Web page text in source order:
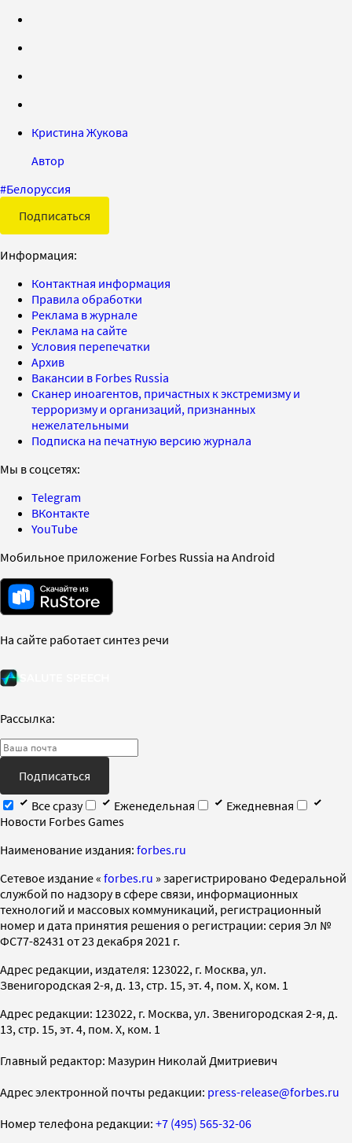
Кристина Жукова
Автор
#Белоруссия
Подписаться
Информация:
Контактная информация
Правила обработки
Реклама в журнале
Реклама на сайте
Условия перепечатки
Архив
Вакансии в Forbes Russia
Сканер иноагентов, причастных к экстремизму и
терроризму и организаций, признанных
нежелательными
Подписка на печатную версию журнала
Мы в соцсетях:
Telegram
ВКонтакте
YouTube
Мобильное приложение Forbes Russia на Android
На сайте работает синтез речи
Рассылка:
Подписаться
Все сразу
Еженедельная
Ежедневная
Новости Forbes Games
Наименование издания: forbes.ru
Cетевое издание « forbes.ru » зарегистрировано Федеральной
службой по надзору в сфере связи, информационных
технологий и массовых коммуникаций, регистрационный
номер и дата принятия решения о регистрации: серия Эл №
ФС77-82431 от 23 декабря 2021 г.
Адрес редакции, издателя: 123022, г. Москва, ул.
Звенигородская 2-я, д. 13, стр. 15, эт. 4, пом. X, ком. 1
Адрес редакции: 123022, г. Москва, ул. Звенигородская 2-я, д.
13, стр. 15, эт. 4, пом. X, ком. 1
Главный редактор: Мазурин Николай Дмитриевич
Адрес электронной почты редакции: press-release@forbes.ru
Номер телефона редакции: +7 (495) 565-32-06